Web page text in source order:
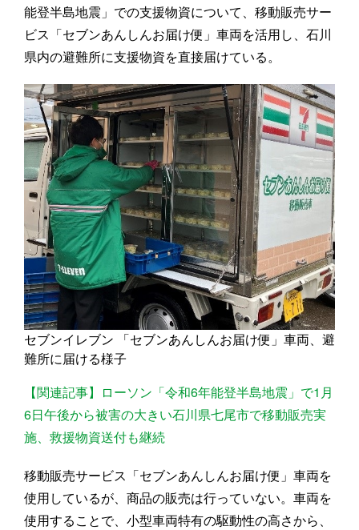
能登半島地震」での支援物資について、移動販売サー
ビス「セブンあんしんお届け便」車両を活用し、石川
県内の避難所に支援物資を直接届けている。
セブンイレブン 「セブンあんしんお届け便」車両、避
難所に届ける様子
【関連記事】ローソン「令和6年能登半島地震」で1月
6日午後から被害の大きい石川県七尾市で移動販売実
施、救援物資送付も継続
移動販売サービス「セブンあんしんお届け便」車両を
使用しているが、商品の販売は行っていない。車両を
使用することで、小型車両特有の駆動性の高さから、